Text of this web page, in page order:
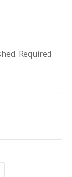
Required